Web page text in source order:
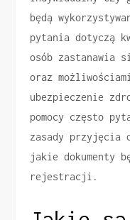
będą
pytania dotyczą
osób zastanawia
oraz
ubezpieczenie
pomocy często
zasady przyjęcia
jakie dokumenty
rejestracji.